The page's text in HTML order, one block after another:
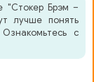
"Стокер Брэм –
лучше понять
с